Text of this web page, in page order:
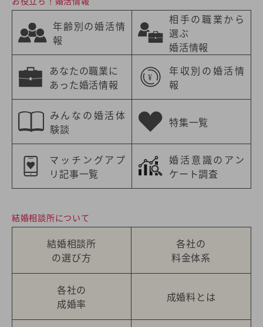
年齢別の婚活情
報
相手の職業から
選ぶ
婚活情報
あなたの職業に
あった婚活情報
年収別の婚活情
報
みんなの婚活体
験談
特集一覧
マッチングアプ
リ記事一覧
婚活意識のアン
ケート調査
結婚相談所について
結婚相談所
の選び方
各社の
料金体系
各社の
成婚率
成婚料とは